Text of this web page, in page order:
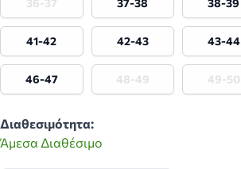
36-37 37-38 38-39
41-42 42-43 43-44
46-47 48-49 49-50
Διαθεσιμότητα:
Άμεσα Διαθέσιμο